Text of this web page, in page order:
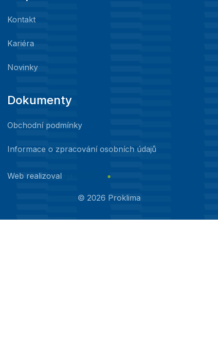
Kontakt
Kariéra
Novinky
Dokumenty
Obchodní podmínky
Informace o zpracování osobních údajů
Web realizoval
© 2026 Proklima